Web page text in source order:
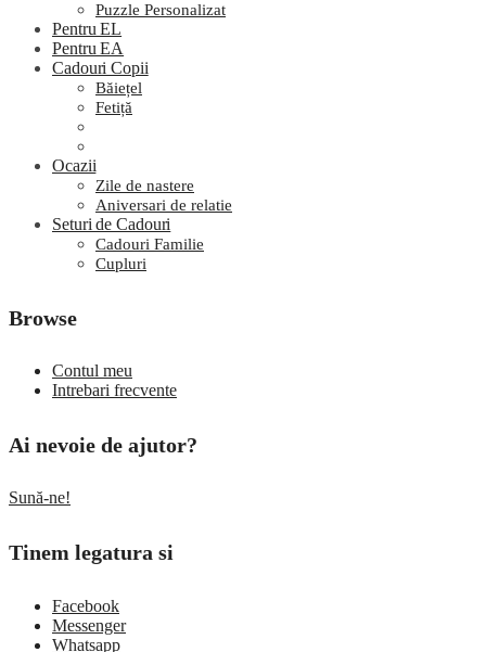
Puzzle Personalizat
Pentru EL
Pentru EA
Cadouri Copii
Băiețel
Fetiță
Ocazii
Zile de nastere
Aniversari de relatie
Seturi de Cadouri
Cadouri Familie
Cupluri
Browse
Contul meu
Intrebari frecvente
Ai nevoie de ajutor?
Sună-ne!
Tinem legatura si
Facebook
Messenger
Whatsapp